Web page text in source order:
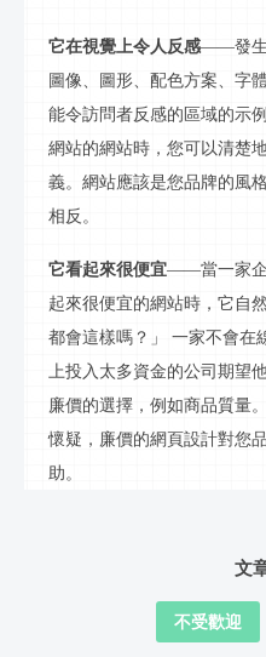
它在視覺上令人反感——發生
圖像、圖形、配色方案、字
能令訪問者反感的區域的示
網站的網站時，您可以清楚
義。網站應該是您品牌的風
相反。
它看起來很便宜——當一家企
起來很便宜的網站時，它自
都會這樣嗎？」
一家不會在
上投入太多資金的公司期望
廉價的選擇，例如商品質量
懷疑，廉價的網頁設計對您
助。
文
不受歡迎